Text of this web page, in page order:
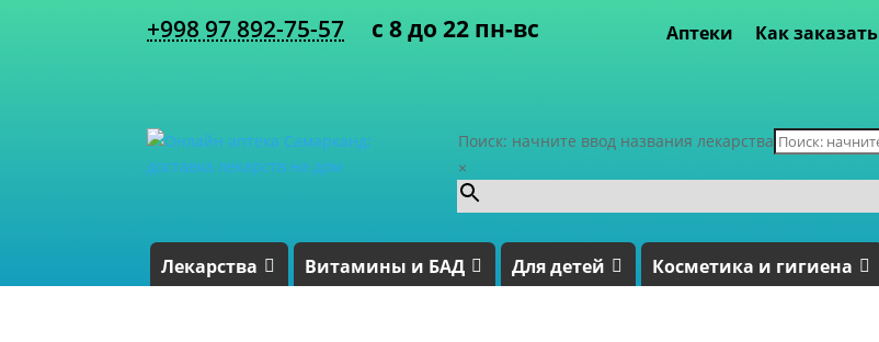
+998 97 892-75-57 с 8 до 22 пн-вс Аптеки Как заказать
Поиск: начните ввод названия лекарства
×
Лекарства Витамины и БАД Для детей Косметика и гигиена